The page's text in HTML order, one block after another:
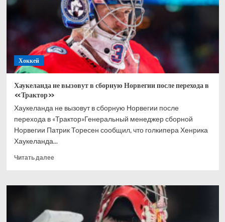
перешёл
«Трактор»
Хоккей
Хаукеланда не вызовут в сборную Норвегии после перехода в
«Трактор»
Хаукеланда не вызовут в сборную Норвегии после
перехода в «Трактор»Генеральный менеджер сборной
Норвегии Патрик Торесен сообщил, что голкипера Хенрика
Хаукеланда...
Читать далееПрочитать
Хаукеланда
в